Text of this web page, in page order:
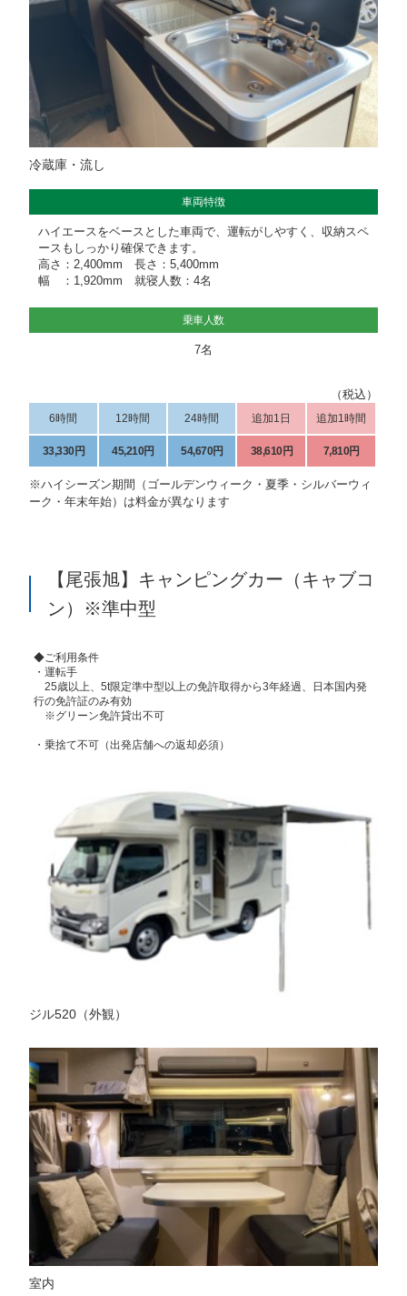
冷蔵庫・流し
車両特徴
ハイエースをベースとした車両で、運転がしやすく、収納スペ
ースもしっかり確保できます。
高さ：2,400mm 長さ：5,400mm
幅 ：1,920mm 就寝人数：4名
乗車人数
7名
（税込）
6時間 12時間 24時間 追加1日 追加1時間
33,330円 45,210円 54,670円 38,610円 7,810円
※ハイシーズン期間（ゴールデンウィーク・夏季・シルバーウィ
ーク・年末年始）は料金が異なります
【尾張旭】キャンピングカー（キャブコ
ン）※準中型
◆ご利用条件
・運転手
25歳以上、5t限定準中型以上の免許取得から3年経過、日本国内発
行の免許証のみ有効
※グリーン免許貸出不可
・乗捨て不可（出発店舗への返却必須）
ジル520（外観）
室内